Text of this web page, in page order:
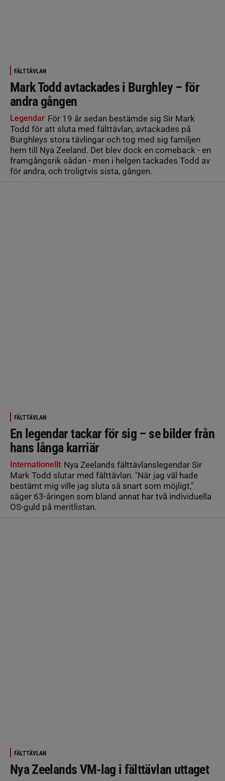
FÄLTTÄVLAN
Mark Todd avtackades i Burghley – för
andra gången
Legendar För 19 år sedan bestämde sig Sir Mark
Todd för att sluta med fälttävlan, avtackades på
Burghleys stora tävlingar och tog med sig familjen
hem till Nya Zeeland. Det blev dock en comeback - en
framgångsrik sådan - men i helgen tackades Todd av
för andra, och troligtvis sista, gången.
FÄLTTÄVLAN
En legendar tackar för sig – se bilder från
hans långa karriär
Internationellt Nya Zeelands fälttävlanslegendar Sir
Mark Todd slutar med fälttävlan. "När jag väl hade
bestämt mig ville jag sluta så snart som möjligt,"
säger 63-åringen som bland annat har två individuella
OS-guld på meritlistan.
FÄLTTÄVLAN
Nya Zeelands VM-lag i fälttävlan uttaget